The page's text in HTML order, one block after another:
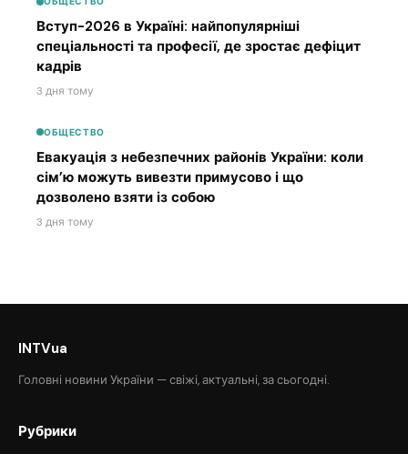
Вступ-2026 в Україні: найпопулярніші
спеціальності та професії, де зростає дефіцит
кадрів
3 дня тому
ОБЩЕСТВО
Евакуація з небезпечних районів України: коли
сім’ю можуть вивезти примусово і що
дозволено взяти із собою
3 дня тому
INTVua
Головні новини України — свіжі, актуальні, за сьогодні.
Рубрики